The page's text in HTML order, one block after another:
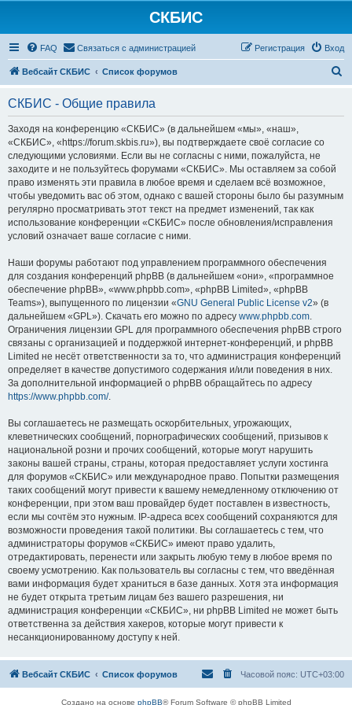
СКБИС
FAQ Связаться с администрацией Вход
Регистрация
Вебсайт СКБИС Список форумов
СКБИС - Общие правила
Заходя на конференцию «СКБИС» (в дальнейшем «мы», «наш»,
«СКБИС», «https://forum.skbis.ru»), вы подтверждаете своё согласие со
следующими условиями. Если вы не согласны с ними, пожалуйста, не
заходите и не пользуйтесь форумами «СКБИС». Мы оставляем за собой
право изменять эти правила в любое время и сделаем всё возможное,
чтобы уведомить вас об этом, однако с вашей стороны было бы разумным
регулярно просматривать этот текст на предмет изменений, так как
использование конференции «СКБИС» после обновления/исправления
условий означает ваше согласие с ними.
Наши форумы работают под управлением программного обеспечения
для создания конференций phpBB (в дальнейшем «они», «программное
обеспечение phpBB», «www.phpbb.com», «phpBB Limited», «phpBB
Teams»), выпущенного по лицензии «GNU General Public License v2» (в
дальнейшем «GPL»). Скачать его можно по адресу www.phpbb.com.
Ограничения лицензии GPL для программного обеспечения phpBB строго
связаны с организацией и поддержкой интернет-конференций, и phpBB
Limited не несёт ответственности за то, что администрация конференций
определяет в качестве допустимого содержания и/или поведения в них.
За дополнительной информацией о phpBB обращайтесь по адресу
https://www.phpbb.com/.
Вы соглашаетесь не размещать оскорбительных, угрожающих,
клеветнических сообщений, порнографических сообщений, призывов к
национальной розни и прочих сообщений, которые могут нарушить
законы вашей страны, страны, которая предоставляет услуги хостинга
для форумов «СКБИС» или международное право. Попытки размещения
таких сообщений могут привести к вашему немедленному отключению от
конференции, при этом ваш провайдер будет поставлен в известность,
если мы сочтём это нужным. IP-адреса всех сообщений сохраняются для
возможности проведения такой политики. Вы соглашаетесь с тем, что
администраторы форумов «СКБИС» имеют право удалить,
отредактировать, перенести или закрыть любую тему в любое время по
своему усмотрению. Как пользователь вы согласны с тем, что введённая
вами информация будет храниться в базе данных. Хотя эта информация
не будет открыта третьим лицам без вашего разрешения, ни
администрация конференции «СКБИС», ни phpBB Limited не может быть
ответственна за действия хакеров, которые могут привести к
несанкционированному доступу к ней.
Вебсайт СКБИС Список форумов Часовой пояс: UTC+03:00
Создано на основе phpBB® Forum Software © phpBB Limited